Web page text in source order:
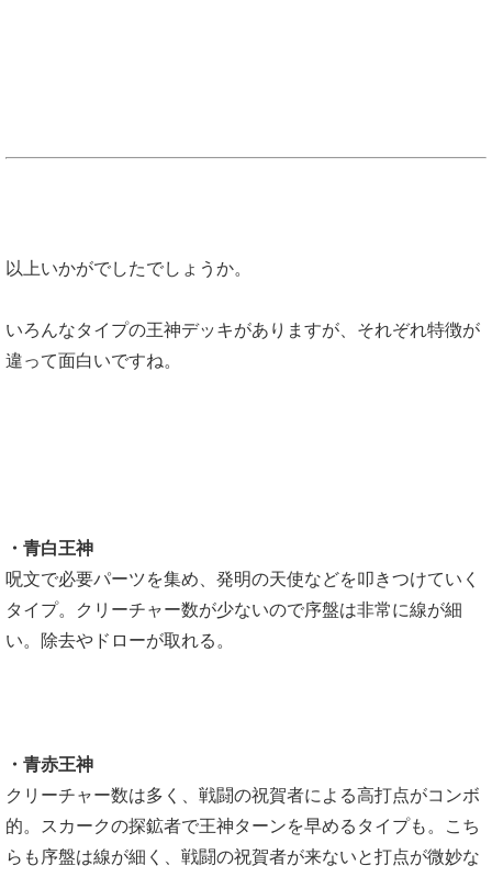
以上いかがでしたでしょうか。
いろんなタイプの王神デッキがありますが、それぞれ特徴が
違って面白いですね。
・青白王神
呪文で必要パーツを集め、発明の天使などを叩きつけていく
タイプ。クリーチャー数が少ないので序盤は非常に線が細
い。除去やドローが取れる。
・青赤王神
クリーチャー数は多く、戦闘の祝賀者による高打点がコンボ
的。スカークの探鉱者で王神ターンを早めるタイプも。こち
らも序盤は線が細く、戦闘の祝賀者が来ないと打点が微妙な